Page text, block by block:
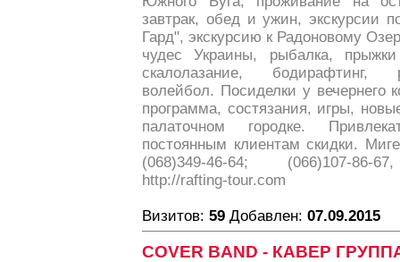
завтрак, обед и ужин, экскурсии
Гард", экскурсию к Радоновому
чудес Украины, рыбалка,
скалолазание, бодирафтинг,
волейбол. Посиделки у вечернего
программа, состязания, игры,
палаточном городке.
постоянным клиентам скидки.
(068)349-46-64; (066)107-86-
http://rafting-tour.com
Визитов: 59 Добавлен: 07.09.2015
COVER BAND - КАВЕР